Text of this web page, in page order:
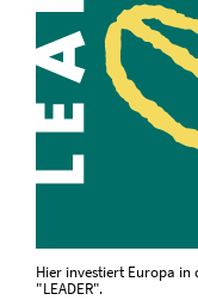
Hier investiert Europa in
"LEADER".